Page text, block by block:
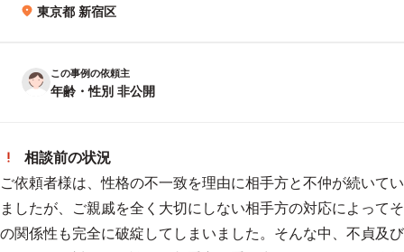
所在地
東京都 新宿区
この事例の依頼主
年齢・性別 非公開
相談前の状況
ご依頼者様は、性格の不一致を理由に相手方と不仲が続いてい
ましたが、ご親戚を全く大切にしない相手方の対応によってそ
の関係性も完全に破綻してしまいました。そんな中、不貞及び